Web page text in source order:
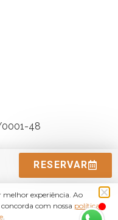
0001-48
RESERVAR
experiência. Ao
com nossa política
.